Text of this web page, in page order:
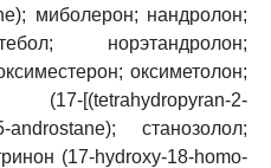
миболерон; нандролон;
норэтандролон;
оксиметолон;
2-
androstane); станозолол;
(17-hydroxy-18-homo-